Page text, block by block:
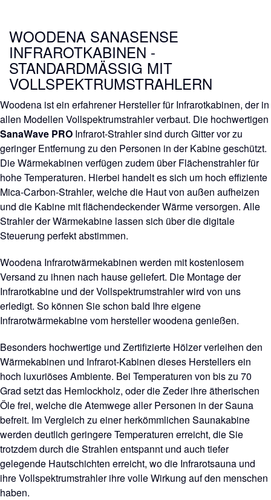
WOODENA SANASENSE
INFRAROTKABINEN -
STANDARDMÄSSIG MIT V
OLLSPEKTRUMSTRAHLERN
Woodena ist ein erfahrener Hersteller für Infrarotkabinen, der in
allen Modellen Vollspektrumstrahler verbaut. Die hochwertigen
SanaWave PRO Infrarot-Strahler sind durch Gitter vor zu
geringer Entfernung zu den Personen in der Kabine geschützt.
Die Wärmekabinen verfügen zudem über Flächenstrahler für
hohe Temperaturen. Hierbei handelt es sich um hoch effiziente
Mica-Carbon-Strahler, welche die Haut von außen aufheizen
und die Kabine mit flächendeckender Wärme versorgen. Alle
Strahler der Wärmekabine lassen sich über die digitale
Steuerung perfekt abstimmen.
Woodena Infrarotwärmekabinen werden mit kostenlosem
Versand zu ihnen nach hause geliefert. Die Montage der
Infrarotkabine und der Vollspektrumstrahler wird von uns
erledigt. So können Sie schon bald Ihre eigene
Infrarotwärmekabine vom hersteller woodena genießen.
Besonders hochwertige und Zertifizierte Hölzer verleihen den
Wärmekabinen und Infrarot-Kabinen dieses Herstellers ein
hoch luxuriöses Ambiente. Bei Temperaturen von bis zu 70
Grad setzt das Hemlockholz, oder die Zeder ihre ätherischen
Öle frei, welche die Atemwege aller Personen in der Sauna
befreit. Im Vergleich zu einer herkömmlichen Saunakabine
werden deutlich geringere Temperaturen erreicht, die Sie
trotzdem durch die Strahlen entspannt und auch tiefer
gelegende Hautschichten erreicht, wo die Infrarotsauna und
ihre Vollspektrumstrahler ihre volle Wirkung auf den menschen
haben.